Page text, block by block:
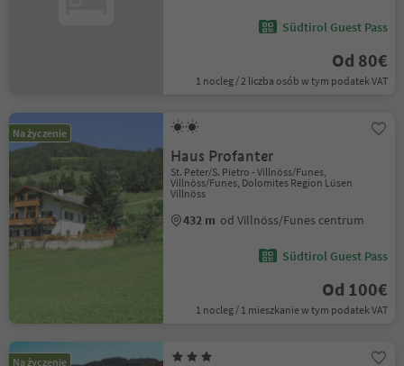
Südtirol Guest Pass
Od 80€
1 nocleg / 2 liczba osób w tym podatek VAT
Na życzenie
Haus Profanter
St. Peter/S. Pietro - Villnöss/Funes,
Villnöss/Funes, Dolomites Region Lüsen
Villnöss
432 m od Villnöss/Funes centrum
Südtirol Guest Pass
Od 100€
1 nocleg / 1 mieszkanie w tym podatek VAT
Na życzenie